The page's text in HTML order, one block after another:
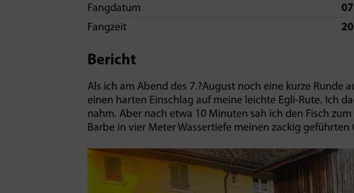
Fangdatum
Fangzeit
Bericht
Als ich am Abend des 7.?August noch eine kurze Runde
einen harten Einschlag auf meine leichte Egli-Rute. Ich
nahm. Aber nach etwa 10 Minuten sah ich den Fisch
Barbe in vier Meter Wassertiefe meinen zackig